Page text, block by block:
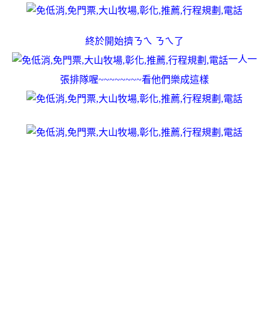
終於開始擠ㄋㄟ ㄋㄟ了
一人一
張排隊喔~~~~~~~~看他們樂成這樣